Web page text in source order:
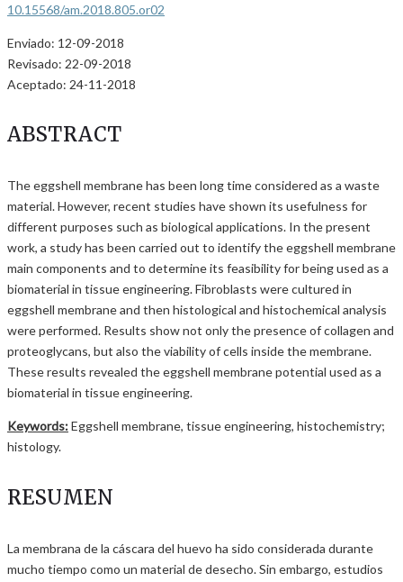
10.15568/am.2018.805.or02
Enviado: 12-09-2018
Revisado: 22-09-2018
Aceptado: 24-11-2018
ABSTRACT
The eggshell membrane has been long time considered as a waste
material. However, recent studies have shown its usefulness for
different purposes such as biological applications. In the present
work, a study has been carried out to identify the eggshell membrane
main components and to determine its feasibility for being used as a
biomaterial in tissue engineering. Fibroblasts were cultured in
eggshell membrane and then histological and histochemical analysis
were performed. Results show not only the presence of collagen and
proteoglycans, but also the viability of cells inside the membrane.
These results revealed the eggshell membrane potential used as a
biomaterial in tissue engineering.
Keywords:Eggshell membrane, tissue engineering, histochemistry;
histology.
RESUMEN
La membrana de la cáscara del huevo ha sido considerada durante
mucho tiempo como un material de desecho. Sin embargo, estudios